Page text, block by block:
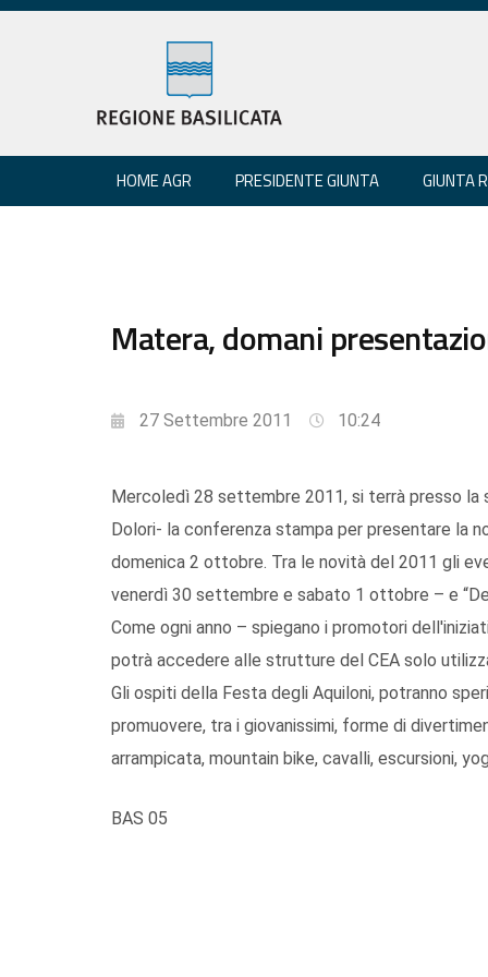
HOME AGR PRESIDENTE GIUNTA GIUNTA
Matera, domani
27 Settembre 2011 10:24
Mercoledì 28 settembre 2011, si terrà presso la
Dolori- la conferenza stampa per presentare la
domenica 2 ottobre. Tra le novità del 2011 gli
venerdì 30 settembre e sabato 1 ottobre – e
Come ogni anno – spiegano i promotori
potrà accedere alle strutture del CEA solo
Gli ospiti della Festa degli Aquiloni, potranno
promuovere, tra i giovanissimi, forme di
arrampicata, mountain bike, cavalli, escursioni,
BAS 05